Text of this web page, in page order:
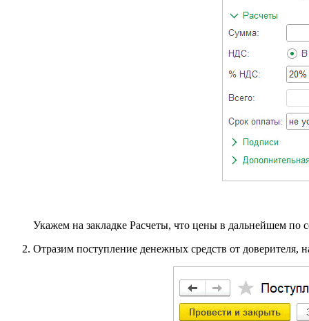
Укажем на закладке Расчеты, что цены в дальнейшем по
Отразим поступление денежных средств от